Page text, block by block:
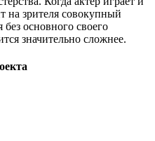
на зрителя совокупный
без основного своего
значительно сложнее.